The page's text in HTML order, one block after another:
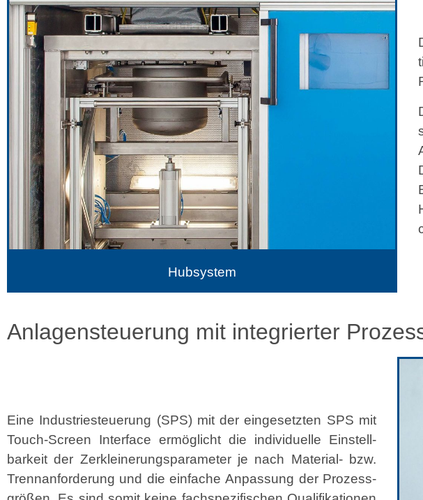
Hubsystem
Anlagensteuerung mit integrierter
Eine Indus­tri­es­teuerung (SPS) mit der einge­set­zten SPS mit
Touch-Screen Inter­face ermöglicht die indi­vidu­elle Ein­stell­
barkeit der Zerkleinerungspa­ra­me­ter je nach Mate­r­i­al- bzw.
Tren­nan­forderung und die ein­fache Anpas­sung der Prozess­